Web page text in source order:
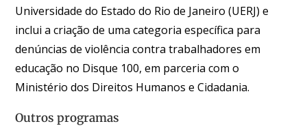
Universidade do Estado do Rio de Janeiro (UERJ) e
inclui a criação de uma categoria específica para
denúncias de violência contra trabalhadores em
educação no Disque 100, em parceria com o
Ministério dos Direitos Humanos e Cidadania.
Outros programas